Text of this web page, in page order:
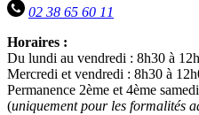
02 38 65 60 11
Horaires :
Du lundi au vendredi : 8h30 à
Mercredi et vendredi : 8h30 à
Permanence 2ème et 4ème
(uniquement pour les formalités